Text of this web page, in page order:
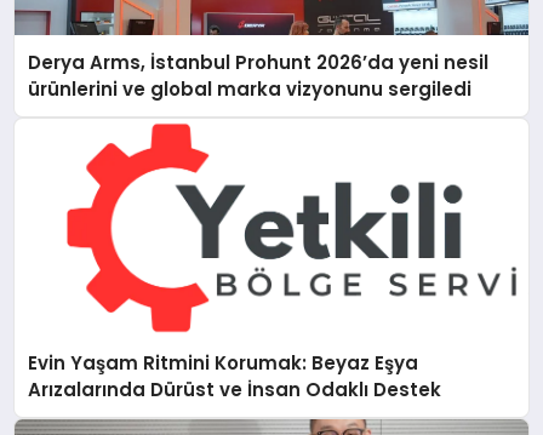
Derya Arms, İstanbul Prohunt 2026’da yeni nesil
ürünlerini ve global marka vizyonunu sergiledi
Evin Yaşam Ritmini Korumak: Beyaz Eşya
Arızalarında Dürüst ve İnsan Odaklı Destek